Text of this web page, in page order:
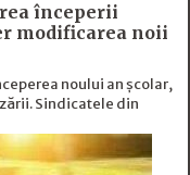
începerii
modificarea noii
noului an școlar,
Sindicatele din